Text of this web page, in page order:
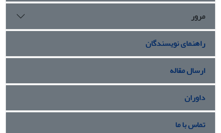
مرور
راهنمای نویسندگان
ارسال مقاله
داوران
تماس با ما